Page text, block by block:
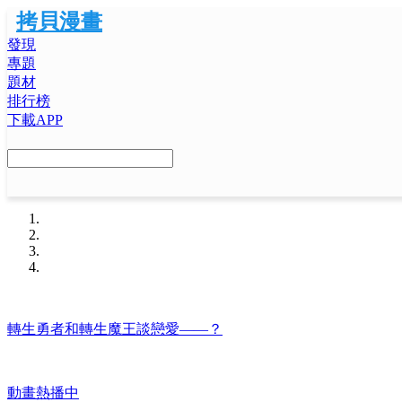
拷貝漫畫
發現
專題
題材
排行榜
下載APP
轉生勇者和轉生魔王談戀愛——？
動畫熱播中